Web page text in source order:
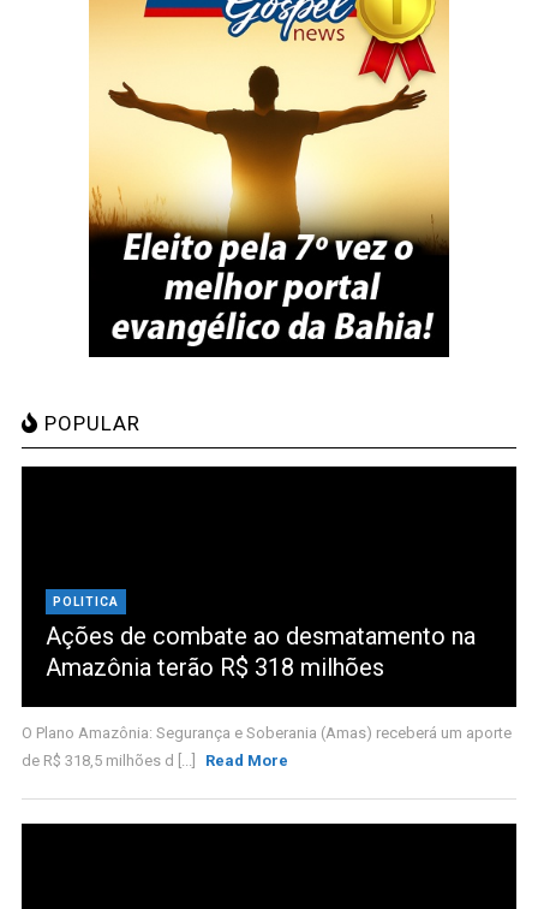
POPULAR
POLITICA
Ações de combate ao desmatamento na
Amazônia terão R$ 318 milhões
O Plano Amazônia: Segurança e Soberania (Amas) receberá um aporte
de R$ 318,5 milhões d [...]
Read More